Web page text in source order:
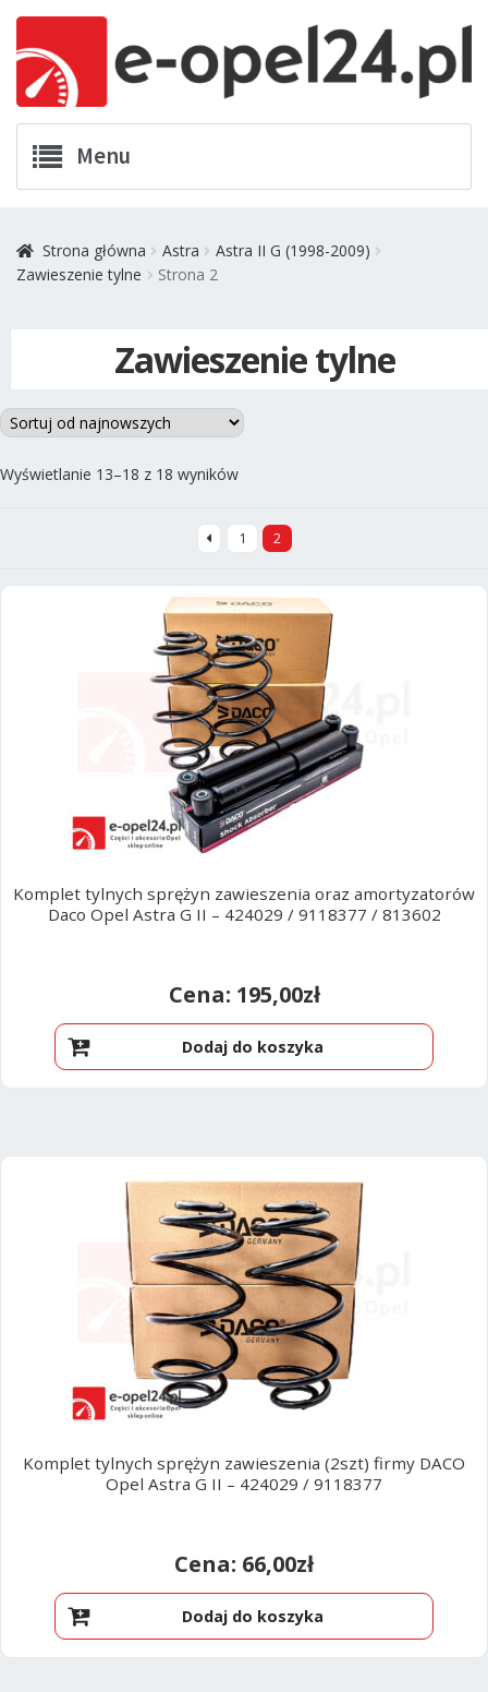
nawigacji
treści
Menu
Zamówienia
Promocje
Strona główna Astra
Astra II G (1998-2009)
Zawieszenie tylne
Strona 2
Zawieszenie tylne
Wyświetlanie 13–18 z 18 wynikówPosortowane
najnowszych
1 2
Komplet tylnych sprężyn zawieszenia oraz amortyzatorów
Daco Opel Astra G II – 424029 / 9118377 / 813602
195,00zł
Dodaj do koszyka
Komplet tylnych sprężyn zawieszenia (2szt) firmy DACO
Opel Astra G II – 424029 / 9118377
66,00zł
Dodaj do koszyka